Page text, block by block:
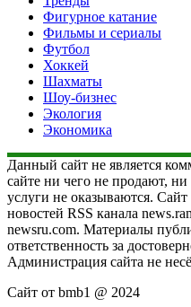
Фигурное катание
Фильмы и сериалы
Футбол
Хоккей
Шахматы
Шоу-бизнес
Экология
Экономика
Данный сайт не является
сайте ни чего не продают,
услуги не оказываются. Сайт
новостей RSS канала
newsru.com. Материалы
ответственность за
Администрация сайта не
Сайт от bmb1 @ 2024